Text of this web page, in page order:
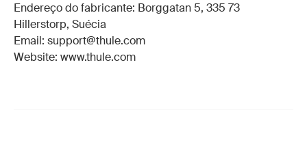
Endereço do fabricante: Borggatan 5, 335 73
Hillerstorp, Suécia
Email: support@thule.com
Website: www.thule.com